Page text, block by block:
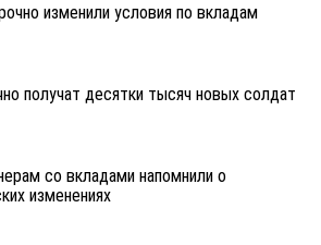
изменили условия по вкладам
получат десятки тысяч новых солдат
со вкладами напомнили о
изменениях